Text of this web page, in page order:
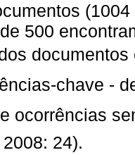
500
documentos
chave -
ocorrências
24).